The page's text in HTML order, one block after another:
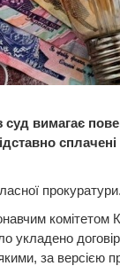
суд вимагає
прокуратури.
комітетом
укладено
за версією